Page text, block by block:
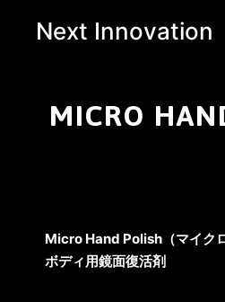
Next Innovation
MICRO
Micro Hand Polish（マイク
ボディ用鏡面復活剤